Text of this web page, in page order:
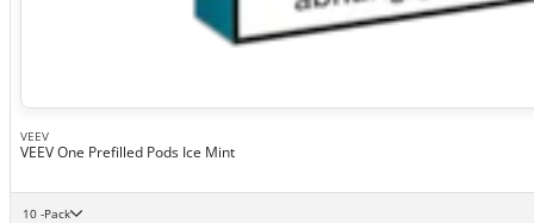
VEEV
VEEV One Prefilled Pods Ice Mint
10 -Pack